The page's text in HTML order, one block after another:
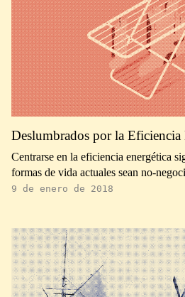
Deslumbrados por la Eficiencia
Centrarse en la eficiencia energética
formas de vida actuales sean no-
9 de enero de 2018